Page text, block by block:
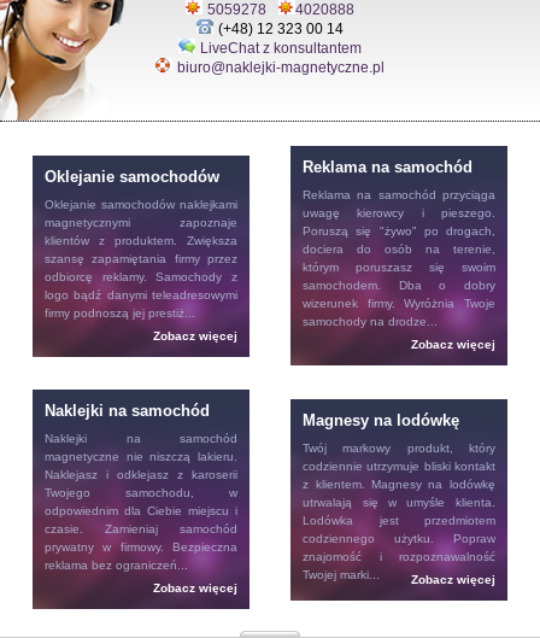
5059278
4020888
(+48) 12 323 00 14
LiveChat z konsultantem
biuro@naklejki-magnetyczne.pl
Oklejanie samochodów
Oklejanie samochodów naklejkami
magnetycznymi zapoznaje
klientów z produktem. Zwiększa
szansę zapamiętania firmy przez
odbiorcę reklamy. Samochody z
logo bądź danymi teleadresowymi
firmy podnoszą jej prestiż...
Zobacz więcej
Reklama na samochód
Reklama na samochód przyciąga
uwagę kierowcy i pieszego.
Poruszą się "żywo" po drogach,
dociera do osób na terenie,
którym poruszasz się swoim
samochodem. Dba o dobry
wizerunek firmy. Wyróżnia Twoje
samochody na drodze...
Zobacz więcej
Naklejki na samochód
Naklejki na samochód
magnetyczne nie niszczą lakieru.
Naklejasz i odklejasz z karoserii
Twojego samochodu, w
odpowiednim dla Ciebie miejscu i
czasie. Zamieniaj samochód
prywatny w firmowy. Bezpieczna
reklama bez ograniczeń...
Zobacz więcej
Magnesy na lodówkę
Twój markowy produkt, który
codziennie utrzymuje bliski kontakt
z klientem. Magnesy na lodówkę
utrwalają się w umyśle klienta.
Lodówka jest przedmiotem
codziennego użytku. Popraw
znajomość i rozpoznawalność
Twojej marki...
Zobacz więcej